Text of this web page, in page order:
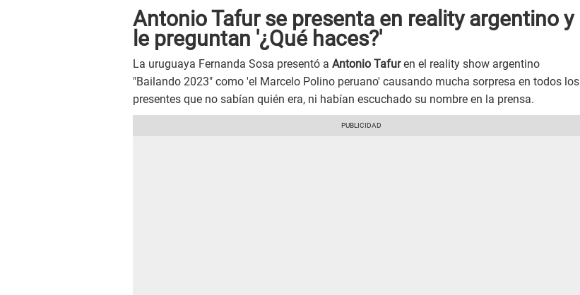
Antonio Tafur se presenta en reality argentino y
le preguntan '¿Qué haces?'
La uruguaya Fernanda Sosa presentó a Antonio Tafuren el reality show argentino
"Bailando 2023" como 'el Marcelo Polino peruano' causando mucha sorpresa en todos los
presentes que no sabían quién era, ni habían escuchado su nombre en la prensa.